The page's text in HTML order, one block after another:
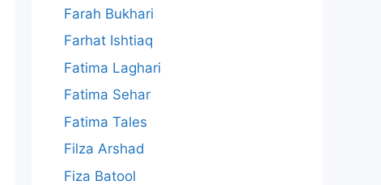
Farah Bukhari
Farhat Ishtiaq
Fatima Laghari
Fatima Sehar
Fatima Tales
Filza Arshad
Fiza Batool